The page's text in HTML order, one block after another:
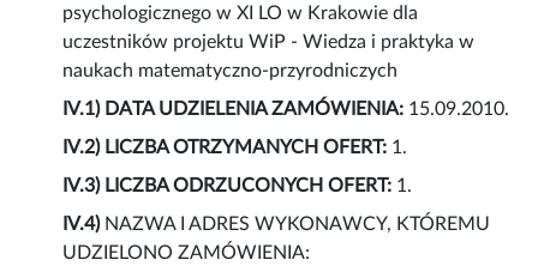
psychologicznego w XI LO w Krakowie dla
uczestników projektu WiP - Wiedza i praktyka w
naukach matematyczno-przyrodniczych
IV.1) DATA UDZIELENIA ZAMÓWIENIA: 15.09.2010.
IV.2) LICZBA OTRZYMANYCH OFERT: 1.
IV.3) LICZBA ODRZUCONYCH OFERT: 1.
IV.4)NAZWA I ADRES WYKONAWCY, KTÓREMU
UDZIELONO ZAMÓWIENIA: